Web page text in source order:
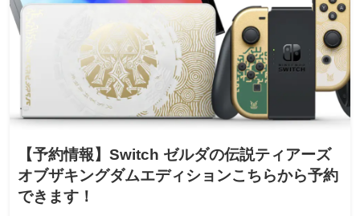
【予約情報】Switch ゼルダの伝説ティアーズ
オブザキングダムエディションこちらから予約
できます！